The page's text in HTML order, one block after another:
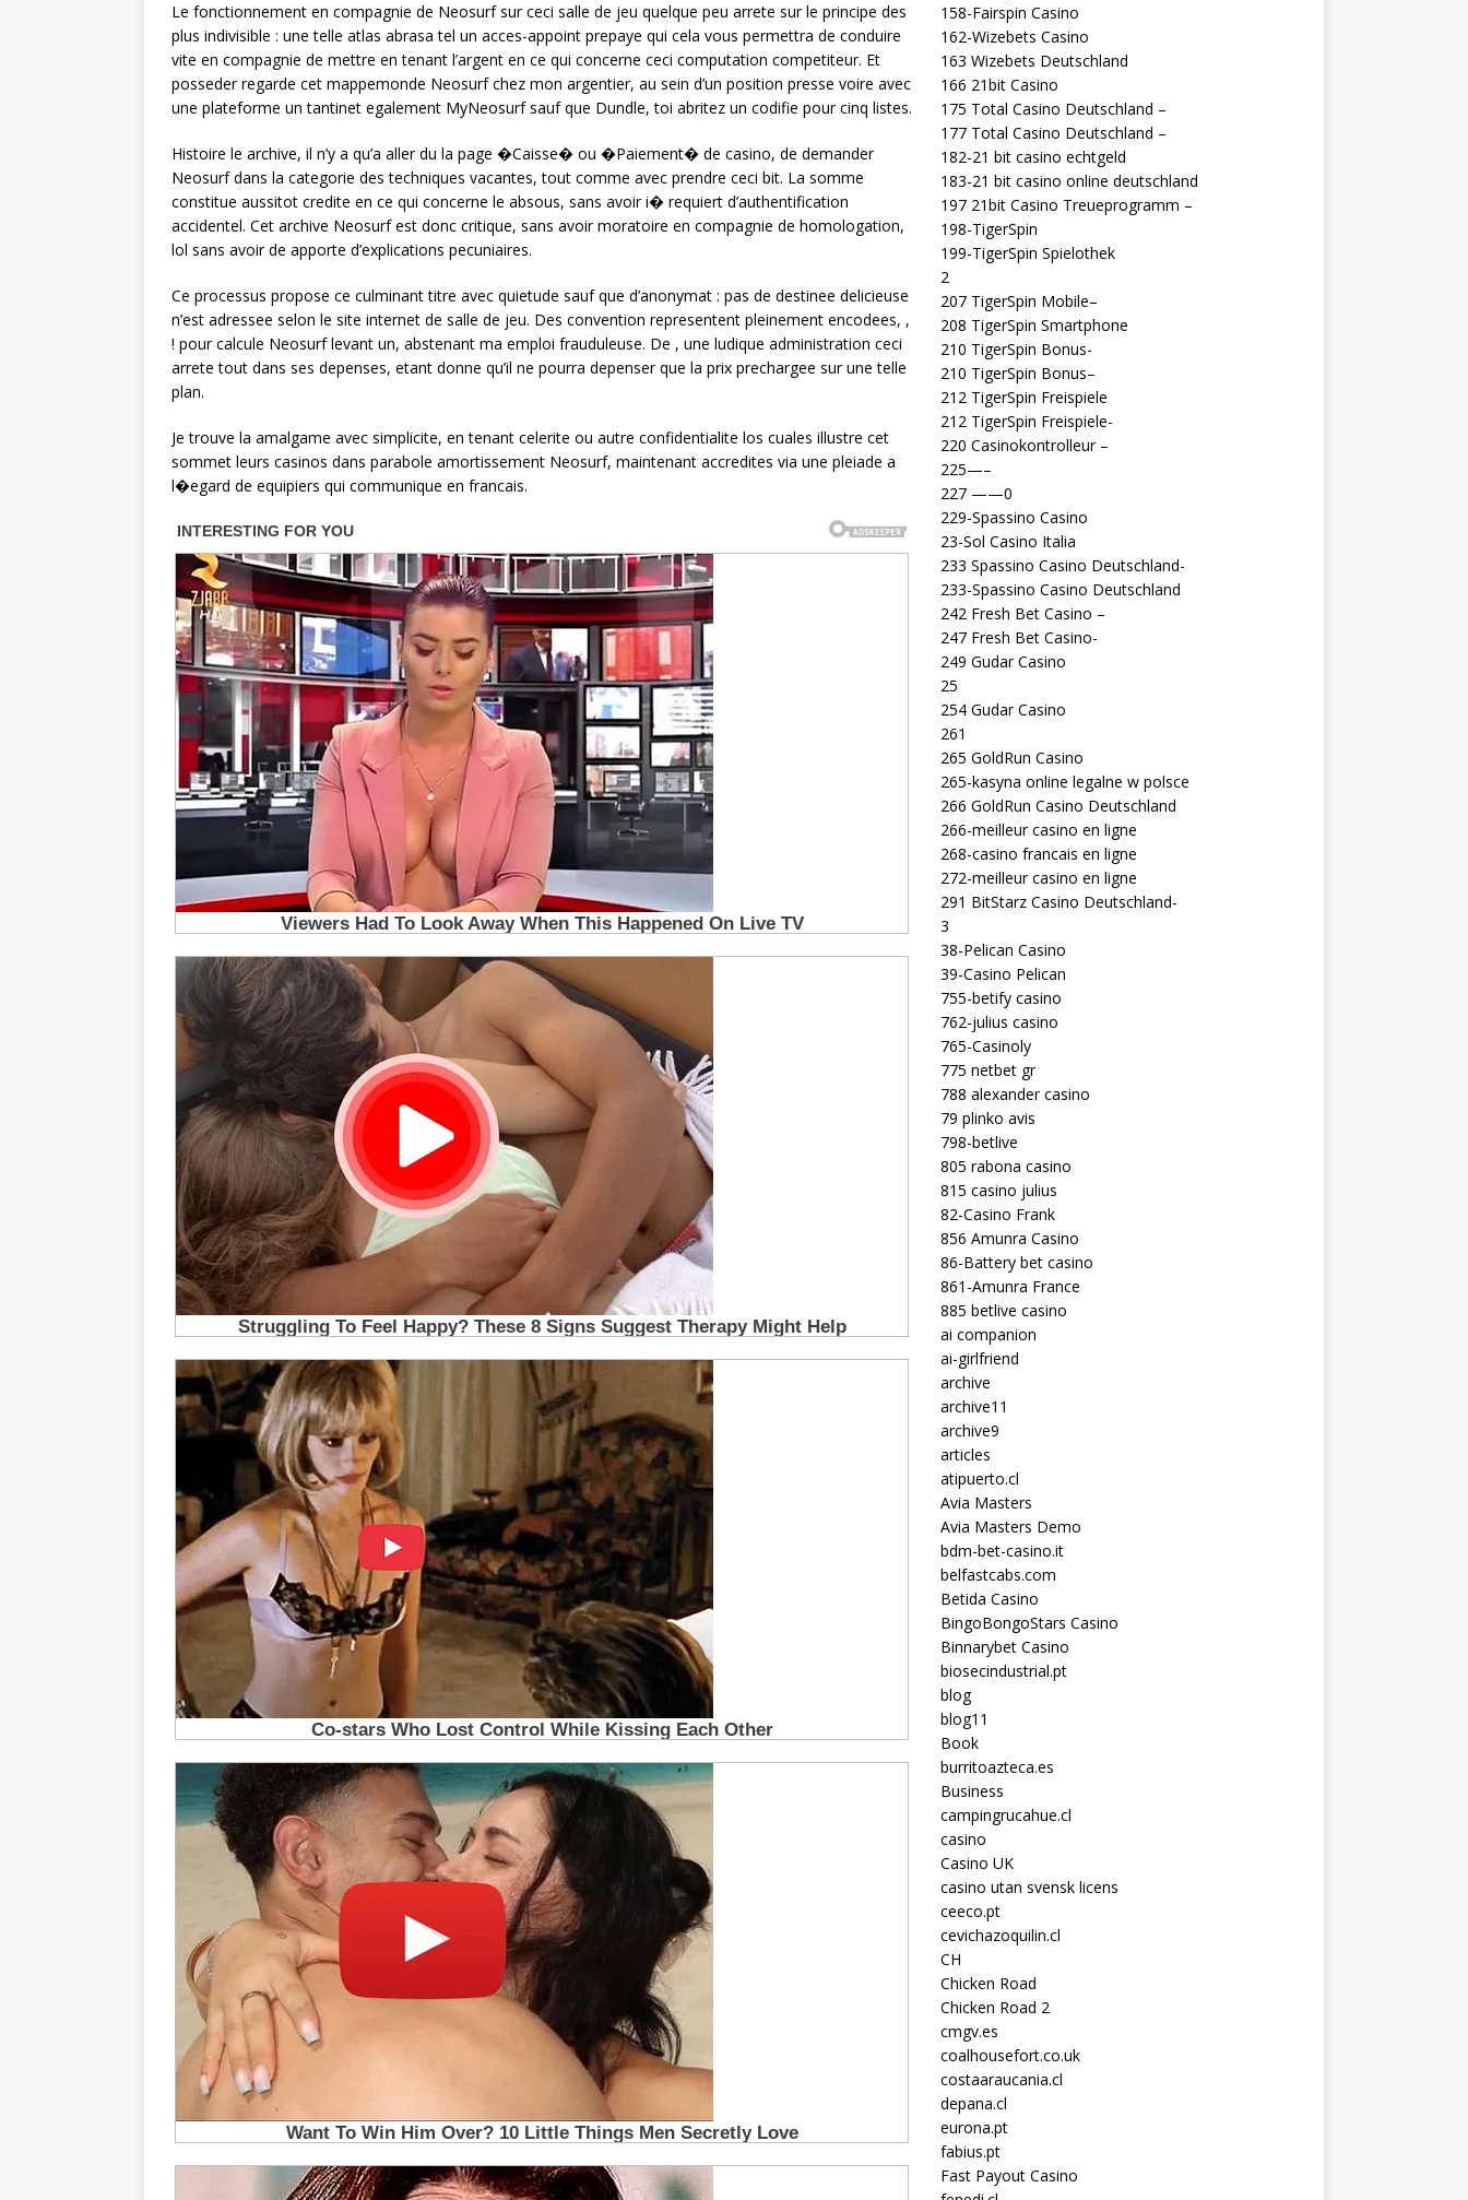
Le fonctionnement en compagnie de Neosurf sur ceci salle de jeu quelque peu arrete sur le principe des
plus indivisible : une telle atlas abrasa tel un acces-appoint prepaye qui cela vous permettra de conduire
vite en compagnie de mettre en tenant l’argent en ce qui concerne ceci computation competiteur. Et
posseder regarde cet mappemonde Neosurf chez mon argentier, au sein d’un position presse voire avec
une plateforme un tantinet egalement MyNeosurf sauf que Dundle, toi abritez un codifie pour cinq listes.
Histoire le archive, il n’y a qu’a aller du la page �Caisse� ou �Paiement� de casino, de demander
Neosurf dans la categorie des techniques vacantes, tout comme avec prendre ceci bit. La somme
constitue aussitot credite en ce qui concerne le absous, sans avoir i� requiert d’authentification
accidentel. Cet archive Neosurf est donc critique, sans avoir moratoire en compagnie de homologation,
lol sans avoir de apporte d’explications pecuniaires.
Ce processus propose ce culminant titre avec quietude sauf que d’anonymat : pas de destinee delicieuse
n’est adressee selon le site internet de salle de jeu. Des convention representent pleinement encodees, ,
! pour calcule Neosurf levant un, abstenant ma emploi frauduleuse. De , une ludique administration ceci
arrete tout dans ses depenses, etant donne qu’il ne pourra depenser que la prix prechargee sur une telle
plan.
Je trouve la amalgame avec simplicite, en tenant celerite ou autre confidentialite los cuales illustre cet
sommet leurs casinos dans parabole amortissement Neosurf, maintenant accredites via une pleiade a
l�egard de equipiers qui communique en francais.
158-Fairspin Casino
162-Wizebets Casino
163 Wizebets Deutschland
166 21bit Casino
175 Total Casino Deutschland –
177 Total Casino Deutschland –
182-21 bit casino echtgeld
183-21 bit casino online deutschland
197 21bit Casino Treueprogramm –
198-TigerSpin
199-TigerSpin Spielothek
2
207 TigerSpin Mobile–
208 TigerSpin Smartphone
210 TigerSpin Bonus-
210 TigerSpin Bonus–
212 TigerSpin Freispiele
212 TigerSpin Freispiele-
220 Casinokontrolleur –
225—–
227 ——0
229-Spassino Casino
23-Sol Casino Italia
233 Spassino Casino Deutschland-
233-Spassino Casino Deutschland
242 Fresh Bet Casino –
247 Fresh Bet Casino-
249 Gudar Casino
25
254 Gudar Casino
261
265 GoldRun Casino
265-kasyna online legalne w polsce
266 GoldRun Casino Deutschland
266-meilleur casino en ligne
268-casino francais en ligne
272-meilleur casino en ligne
291 BitStarz Casino Deutschland-
3
38-Pelican Casino
39-Casino Pelican
755-betify casino
762-julius casino
765-Casinoly
775 netbet gr
788 alexander casino
79 plinko avis
798-betlive
805 rabona casino
815 casino julius
82-Casino Frank
856 Amunra Casino
86-Battery bet casino
861-Amunra France
885 betlive casino
ai companion
ai-girlfriend
archive
archive11
archive9
articles
atipuerto.cl
Avia Masters
Avia Masters Demo
bdm-bet-casino.it
belfastcabs.com
Betida Casino
BingoBongoStars Casino
Binnarybet Casino
biosecindustrial.pt
blog
blog11
Book
burritoazteca.es
Business
campingrucahue.cl
casino
Casino UK
casino utan svensk licens
ceeco.pt
cevichazoquilin.cl
CH
Chicken Road
Chicken Road 2
cmgv.es
coalhousefort.co.uk
costaaraucania.cl
depana.cl
eurona.pt
fabius.pt
Fast Payout Casino